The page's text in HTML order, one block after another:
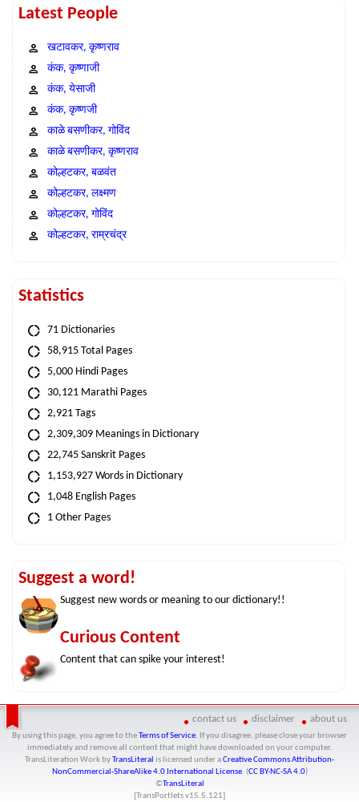
Latest People
खटावकर, कृष्णराव
कंक, कृष्णाजी
कंक, येसाजी
कंक, कृष्णजी
काळे बसणीकर, गोविंद
काळे बसणीकर, कृष्णराव
कोल्हटकर, बळवंत
कोल्हटकर, लक्ष्मण
कोल्हटकर, गोविंद
कोल्हटकर, राम्रचंद्र
Statistics
71 Dictionaries
58,915 Total Pages
5,000 Hindi Pages
30,121 Marathi Pages
2,921 Tags
2,309,309 Meanings in Dictionary
22,745 Sanskrit Pages
1,153,927 Words in Dictionary
1,048 English Pages
1 Other Pages
Suggest a word!
Suggest new words or meaning to our dictionary!!
Curious Content
Content that can spike your interest!
contact us disclaimer about us
By using this page, you agree to the Terms of Service. If you disagree, please close your browser
immediately and remove all content that might have downloaded on your computer.
TransLiteration Workby TransLiteral is licensed under aCreative Commons Attribution-
NonCommercial-ShareAlike 4.0 International License. (CC BY-NC-SA 4.0)
©TransLiteral
[TransPortlets v15.5.121